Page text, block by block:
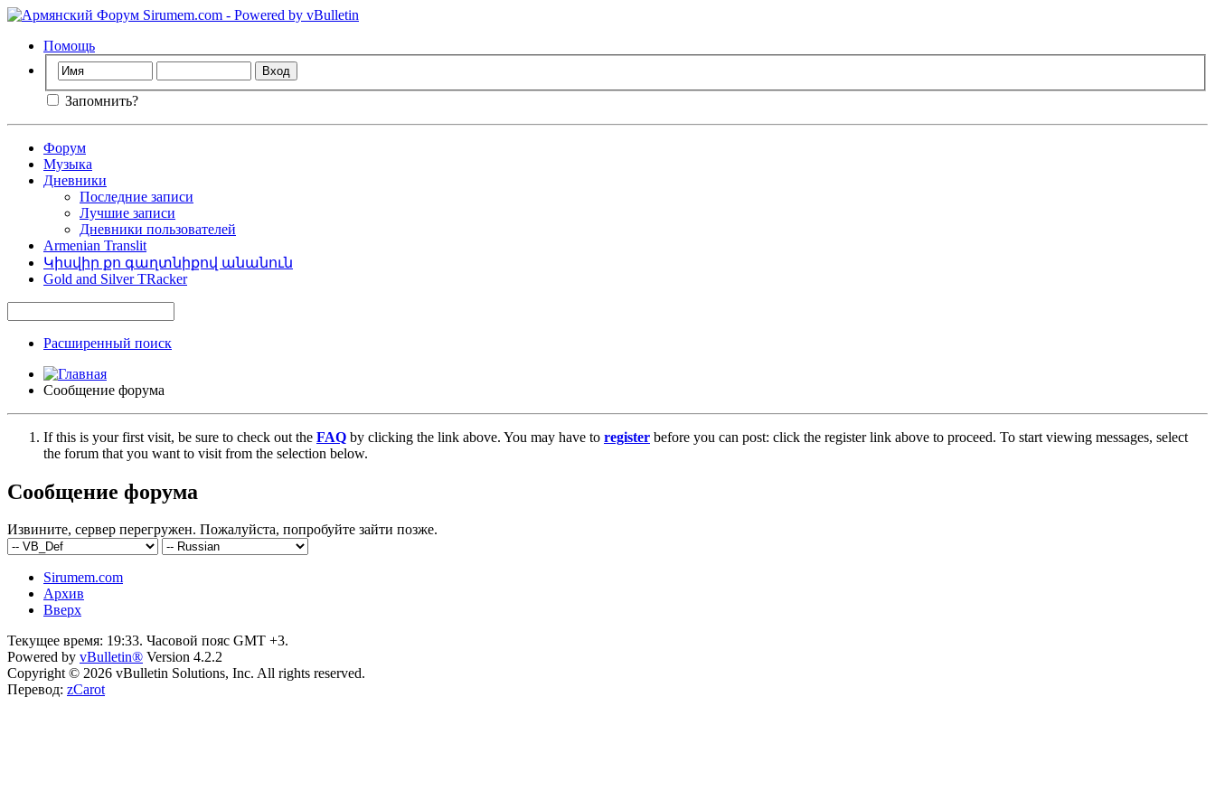
Помощь
Запомнить?
Форум
Музыка
Дневники
Последние записи
Лучшие записи
Дневники пользователей
Armenian Translit
Կիսվիր քո գաղտնիքով անանուն
Gold and Silver TRacker
Расширенный поиск
Сообщение форума
If this is your first visit, be sure to check out the FAQ by clicking the link above. You may have to register before you can post: click the register link above to proceed. To start viewing messages, select
the forum that you want to visit from the selection below.
Сообщение форума
Извините, сервер перегружен. Пожалуйста, попробуйте зайти позже.
Sirumem.com
Архив
Вверх
Текущее время: 19:33. Часовой пояс GMT +3.
Powered by vBulletin® Version 4.2.2
Copyright © 2026 vBulletin Solutions, Inc. All rights reserved.
Перевод: zCarot